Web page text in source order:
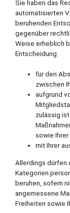
Sie haben das
automatisierten
beruhenden
gegenüber
Weise erheblich
Entscheidung
für den
zwischen
aufgrund
zulässig
sowie
mit Ihrer
Allerdings dürfen
Kategorien
beruhen, sofern
angemessene
Freiheiten sowie